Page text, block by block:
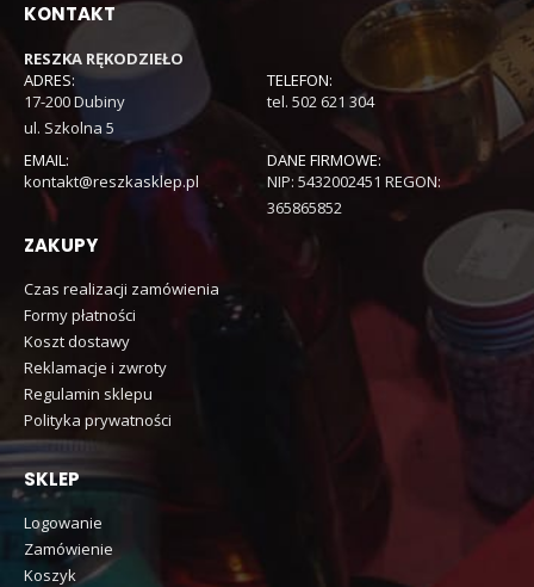
KONTAKT
RESZKA RĘKODZIEŁO
ADRES:
17-200 Dubiny
ul. Szkolna 5
TELEFON:
tel. 502 621 304
EMAIL:
kontakt@reszkasklep.pl
DANE FIRMOWE:
NIP: 5432002451 REGON:
365865852
ZAKUPY
Czas realizacji zamówienia
Formy płatności
Koszt dostawy
Reklamacje i zwroty
Regulamin sklepu
Polityka prywatności
SKLEP
Logowanie
Zamówienie
Koszyk